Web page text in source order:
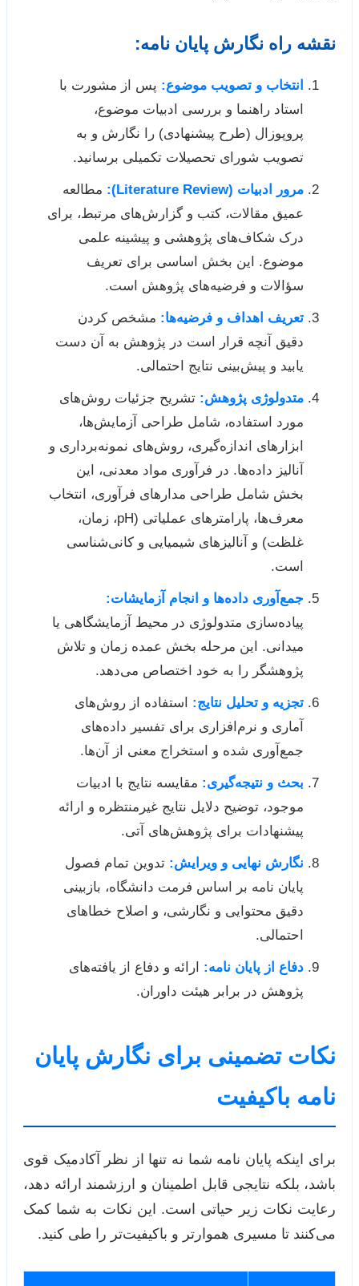
نقشه راه نگارش پایان نامه:
انتخاب و تصویب موضوع: پس از مشورت با
استاد راهنما و بررسی ادبیات موضوع،
پروپوزال (طرح پیشنهادی) را نگارش و به
تصویب شورای تحصیلات تکمیلی برسانید.
مرور ادبیات (Literature Review):
مطالعه
عمیق مقالات، کتب و گزارش‌های مرتبط، برای
درک شکاف‌های پژوهشی و پیشینه علمی
موضوع. این بخش اساسی برای تعریف
سؤالات و فرضیه‌های پژوهش است.
تعریف اهداف و فرضیه‌ها: مشخص کردن
دقیق آنچه قرار است در پژوهش به آن دست
یابید و پیش‌بینی نتایج احتمالی.
متدولوژی پژوهش: تشریح جزئیات روش‌های
مورد استفاده، شامل طراحی آزمایش‌ها،
ابزارهای اندازه‌گیری، روش‌های نمونه‌برداری و
آنالیز داده‌ها. در فرآوری مواد معدنی، این
بخش شامل طراحی مدارهای فرآوری، انتخاب
معرف‌ها، پارامترهای عملیاتی (pH، زمان،
غلظت) و آنالیزهای شیمیایی و کانی‌شناسی
است.
جمع‌آوری داده‌ها و انجام آزمایشات:
پیاده‌سازی متدولوژی در محیط آزمایشگاهی یا
میدانی. این مرحله بخش عمده زمان و تلاش
پژوهشگر را به خود اختصاص می‌دهد.
تجزیه و تحلیل نتایج: استفاده از روش‌های
آماری و نرم‌افزاری برای تفسیر داده‌های
جمع‌آوری شده و استخراج معنی از آن‌ها.
بحث و نتیجه‌گیری: مقایسه نتایج با ادبیات
موجود، توضیح دلایل نتایج غیرمنتظره و ارائه
پیشنهادات برای پژوهش‌های آتی.
نگارش نهایی و ویرایش: تدوین تمام فصول
پایان نامه بر اساس فرمت دانشگاه، بازبینی
دقیق محتوایی و نگارشی، و اصلاح خطاهای
احتمالی.
دفاع از پایان نامه: ارائه و دفاع از یافته‌های
پژوهش در برابر هیئت داوران.
نکات تضمینی برای نگارش پایان
نامه باکیفیت
برای اینکه پایان نامه شما نه تنها از نظر آکادمیک قوی
باشد، بلکه نتایجی قابل اطمینان و ارزشمند ارائه دهد،
رعایت نکات زیر حیاتی است. این نکات به شما کمک
می‌کنند تا مسیری هموارتر و باکیفیت‌تر را طی کنید.